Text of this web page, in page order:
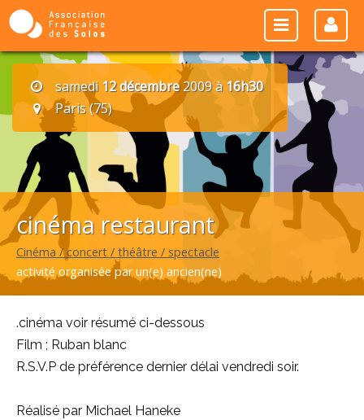
samedi 12 décembre2009 à16h30
Paris (75)
cinéma restaurant
Cinéma / concert / théâtre / spectacle
activité organisée par un(e) ancien(ne)
.cinéma voir résumé ci-dessous
Film ; Ruban blanc
R.S.V.P de préférence dernier délai vendredi soir.
Réalisé par Michael Haneke